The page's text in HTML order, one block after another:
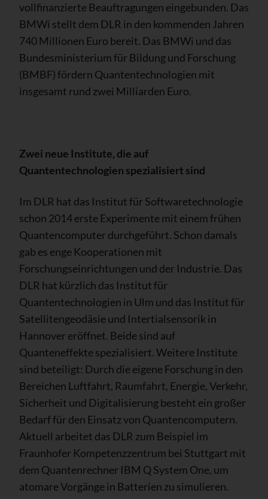
vollfinanzierte Beauftragungen eingebunden. Das
BMWi stellt dem DLR in den kommenden Jahren
740 Millionen Euro bereit. Das BMWi und das
Bundesministerium für Bildung und Forschung
(BMBF) fördern Quantentechnologien mit
insgesamt rund zwei Milliarden Euro.
Zwei neue Institute, die auf
Quantentechnologien spezialisiert sind
Im DLR hat das Institut für Softwaretechnologie
schon 2014 erste Experimente mit einem frühen
Quantencomputer durchgeführt. Schon damals
gab es enge Kooperationen mit
Forschungseinrichtungen und der Industrie. Das
DLR hat kürzlich das Institut für
Quantentechnologien in Ulm und das Institut für
Satellitengeodäsie und Intertialsensorik in
Hannover eröffnet. Beide sind auf
Quanteneffekte spezialisiert. Weitere Institute
sind beteiligt: Durch die eigene Forschung in den
Bereichen Luftfahrt, Raumfahrt, Energie, Verkehr,
Sicherheit und Digitalisierung besteht ein großer
Bedarf für den Einsatz von Quantencomputern.
Aktuell arbeitet das DLR zum Beispiel im
Fraunhofer Kompetenzzentrum bei Stuttgart mit
dem Quantenrechner IBM Q System One, um
atomare Vorgänge in Batterien zu simulieren.